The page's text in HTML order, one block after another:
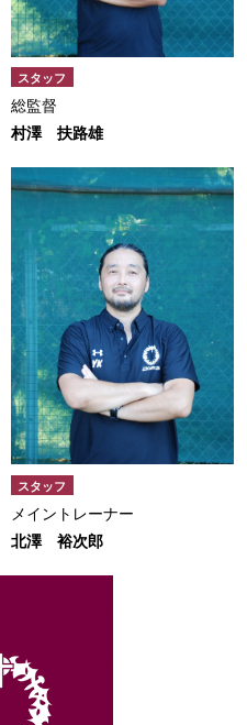
スタッフ
総監督
村澤 扶路雄
スタッフ
メイントレーナー
北澤 裕次郎